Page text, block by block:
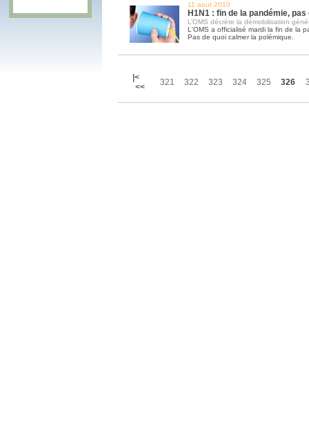
11 aout 2010
H1N1 : fin de la pandémie,
L’OMS décrète la démobilisation
L'OMS a officialisé mardi la fin de la
Pas de quoi calmer la polémique.
|<
<<
321 322 323 324 325 326